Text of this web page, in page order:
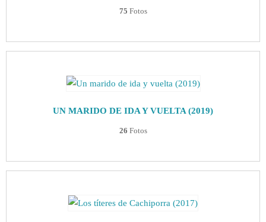
75 Fotos
UN MARIDO DE IDA Y VUELTA (2019)
26 Fotos